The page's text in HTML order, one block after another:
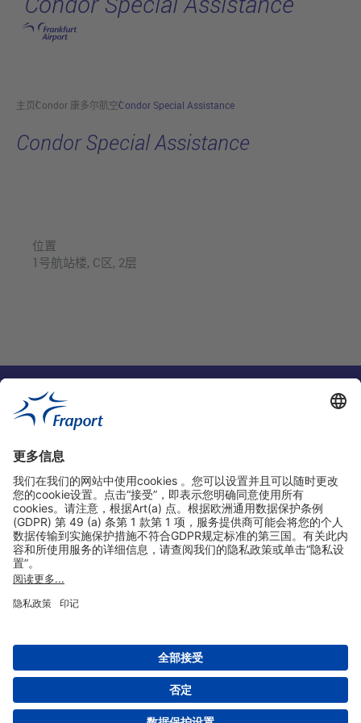
跳转至主页
主页Condor 康多尔航空Condor Special Assistance
Condor Special Assistance
位置
1号航站楼, C区, 2层
实用链接
购物&线上预定
关于我们
设置
版权 2004- 2026 Fraport AG - Frankfurt Airport Services Worldwide